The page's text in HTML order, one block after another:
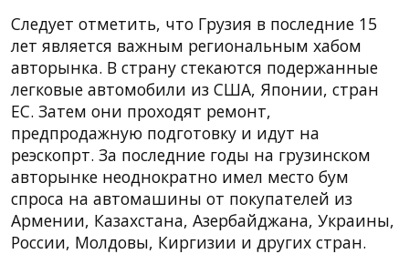
Следует отметить, что Грузия в последние 15
лет является важным региональным хабом
авторынка. В страну стекаются подержанные
легковые автомобили из США, Японии, стран
ЕС. Затем они проходят ремонт,
предпродажную подготовку и идут на
реэскопрт. За последние годы на грузинском
авторынке неоднократно имел место бум
спроса на автомашины от покупателей из
Армении, Казахстана, Азербайджана, Украины,
России, Молдовы, Киргизии и других стран.